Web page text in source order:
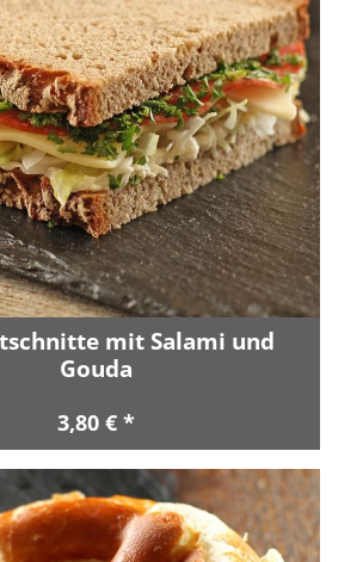
mit Salami und
Gouda
3,80 € *